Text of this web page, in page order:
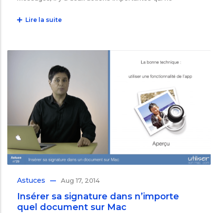
Lire la suite
Astuces Aug 17, 2014
Insérer sa signature dans n’importe
quel document sur Mac